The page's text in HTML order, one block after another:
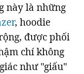
biết
này là những
, hoodie
được phối
chí không
như "giấu"